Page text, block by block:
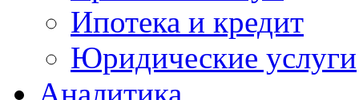
Ипотека и кредит
Юридические услуги